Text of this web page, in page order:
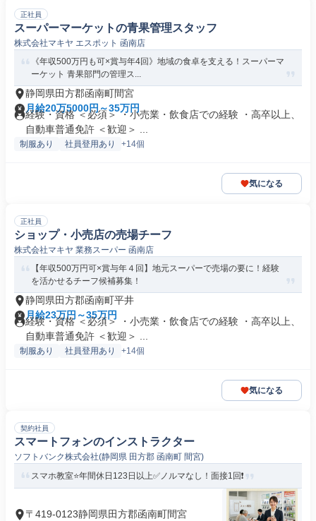
正社員
スーパーマーケットの青果管理スタッフ
株式会社マキヤ エスポット 函南店
《年収500万円も可×賞与年4回》地域の食卓を支える！スーパーマ
ーケット 青果部門の管理ス...
静岡県田方郡函南町間宮
月給20万5000円～35万円
経験・資格 ＜必須＞ ・小売業・飲食店での経験 ・高卒以上、
自動車普通免許 ＜歓迎＞ ...
制服あり 社員登用あり +14個
気になる
正社員
ショップ・小売店の売場チーフ
株式会社マキヤ 業務スーパー 函南店
【年収500万円可×賞与年４回】地元スーパーで売場の要に！経験
を活かせるチーフ候補募集！
静岡県田方郡函南町平井
月給23万円～35万円
経験・資格 ＜必須＞ ・小売業・飲食店での経験 ・高卒以上、
自動車普通免許 ＜歓迎＞ ...
制服あり 社員登用あり +14個
気になる
契約社員
スマートフォンのインストラクター
ソフトバンク株式会社(静岡県 田方郡 函南町 間宮)
スマホ教室⭐年間休日123日以上✅️ノルマなし！面接1回❗️
〒419-0123静岡県田方郡函南町間宮